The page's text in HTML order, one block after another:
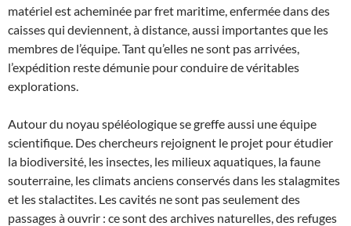
matériel est acheminée par fret maritime, enfermée dans des
caisses qui deviennent, à distance, aussi importantes que les
membres de l’équipe. Tant qu’elles ne sont pas arrivées,
l’expédition reste démunie pour conduire de véritables
explorations.
Autour du noyau spéléologique se greffe aussi une équipe
scientifique. Des chercheurs rejoignent le projet pour étudier
la biodiversité, les insectes, les milieux aquatiques, la faune
souterraine, les climats anciens conservés dans les stalagmites
et les stalactites. Les cavités ne sont pas seulement des
passages à ouvrir : ce sont des archives naturelles, des refuges